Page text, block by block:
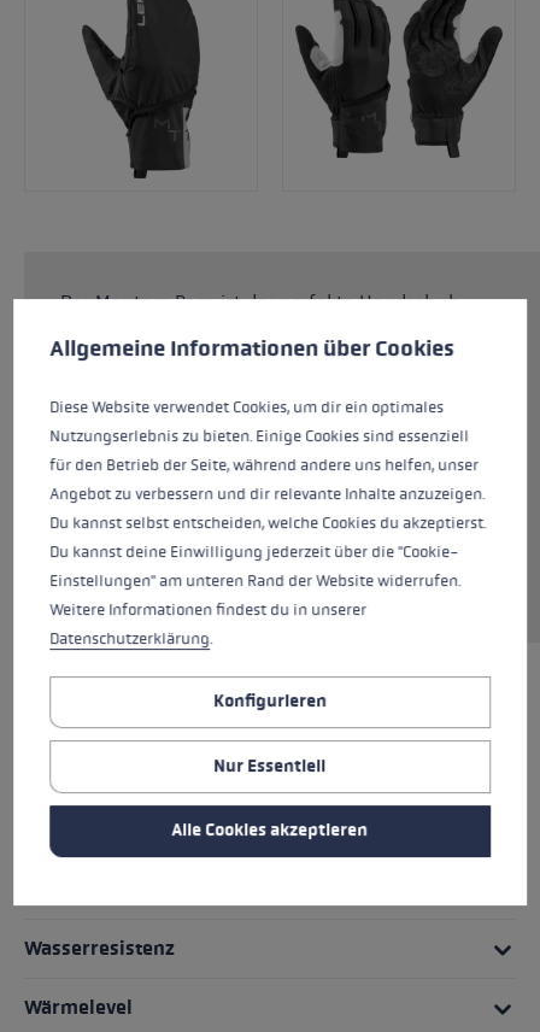
Der Montera Base ist der perfekte Handschuh
Bedin­gungen oder für Mountaineering zum
Außenhand und AX Suede bieten hohen
Tragekomfort und optimales Klima im
Handschuh. Der inte­grierte Overglove besteht
aus Rip Line light- Material, welches optimal
vor Wind schützt. Bei Nichtgebrauch kann der
Overglove in der integrierten Stowing Pocket
verstaut werden.
Griff - Schlaufe/Handschuh System
Handschuhdetails
Wasserresistenz
Wärmelevel
Cookie-Voreinstellungen
Allgemeine Informationen über Cookies
Diese Website verwendet Cookies, um dir ein optimales
Nutzungserlebnis zu bieten. Einige Cookies sind essenziell
für den Betrieb der Seite, während andere uns helfen, unser
Angebot zu verbessern und dir relevante Inhalte anzuzeigen.
Du kannst selbst entscheiden, welche Cookies du akzeptierst.
Du kannst deine Einwilligung jederzeit über die "Cookie-
Einstellungen" am unteren Rand der Website widerrufen.
Weitere Informationen findest du in unserer
Datenschutzerklärung.
Konfigurieren
Nur Essentiell
Alle Cookies akzeptieren